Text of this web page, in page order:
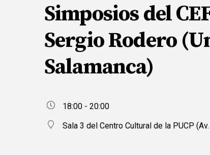
Simposios del
Sergio Rodero
Salamanca)
18:00 - 20:00
Sala 3 del Centro Cultural de la PUCP